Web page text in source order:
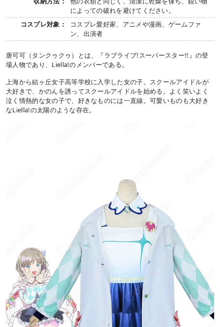
によっての破れを避けてください。
コスプレ対象：
コスプレ愛好家、アニメや漫画、ゲームファ
ン、出演者
唐可可（タンクゥクゥ）とは、『ラブライブ!スーパースター!!』の登
場人物であり、Liella!のメンバーである。
上海から結ヶ丘女子高等学校に入学した女の子。スクールアイドルが
大好きで、かのんを誘ってスクールアイドルを始める。よく笑いよく
泣く情熱的な女の子で、好きなものには一直線。可愛いものも大好き
なLiella!の太陽のような存在。